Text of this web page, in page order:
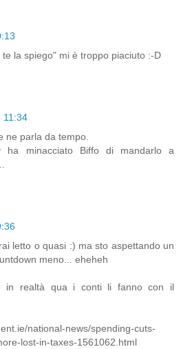
la spiego" mi è troppo piaciuto :-D
11:34
ne parla da tempo.
ha minacciato Biffo di mandarlo a
letto o quasi :) ma sto aspettando un
meno... eheheh
in realtà qua i conti li fanno con il
national-news/spending-cuts-
lost-in-taxes-1561062.html